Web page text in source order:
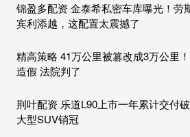
锦盈多配资 金泰希私密车库曝光！劳
宾利添越，这配置太震撼了
精高策略 41万公里被篡改成3万公里
造假 法院判了
荆叶配资 乐道L90上市一年累计交付
大型SUV销冠